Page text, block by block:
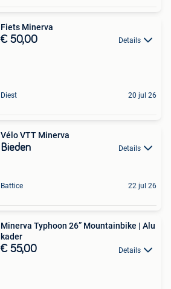
Fiets Minerva
€ 50,00 Details
Diest 20 jul 26
Vélo VTT Minerva
Bieden Details
Battice 22 jul 26
Minerva Typhoon 26” Mountainbike | Alu
kader
€ 55,00 Details